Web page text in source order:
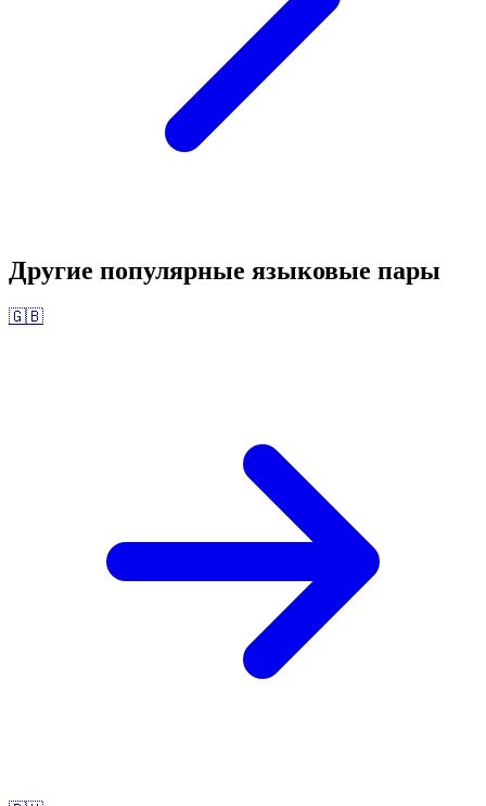
Другие популярные языковые пары
🇬🇧